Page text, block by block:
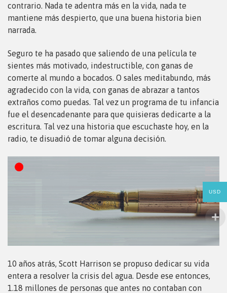
contrario. Nada te adentra más en la vida, nada te
mantiene más despierto, que una buena historia bien
narrada.
Seguro te ha pasado que saliendo de una película te
sientes más motivado, indestructible, con ganas de
comerte al mundo a bocados. O sales meditabundo, más
agradecido con la vida, con ganas de abrazar a tantos
extraños como puedas. Tal vez un programa de tu infancia
fue el desencadenante para que quisieras dedicarte a la
escritura. Tal vez una historia que escuchaste hoy, en la
radio, te disuadió de tomar alguna decisión.
10 años atrás, Scott Harrison se propuso dedicar su vida
entera a resolver la crisis del agua. Desde ese entonces,
1.18 millones de personas que antes no contaban con
USD